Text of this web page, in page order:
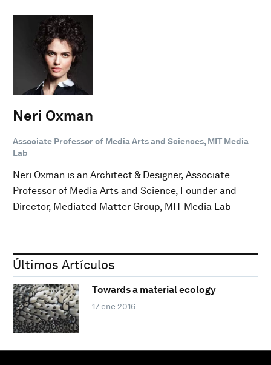
Neri Oxman
Associate Professor of Media Arts and Sciences, MIT Media
Lab
Neri Oxman is an Architect & Designer, Associate
Professor of Media Arts and Science, Founder and
Director, Mediated Matter Group, MIT Media Lab
Últimos Artículos
Towards a material ecology
17 ene 2016